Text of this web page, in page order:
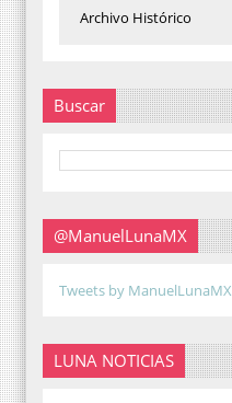
Buscar
@ManuelLunaMX
Tweets by ManuelLunaMX
LUNA NOTICIAS